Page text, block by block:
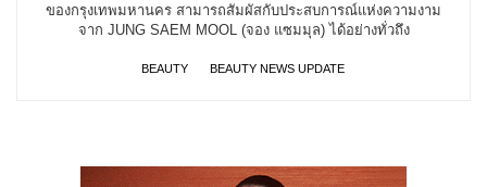
ของกรุงเทพมหานคร สามารถสัมผัสกับประสบการณ์แห่งความงาม
จาก JUNG SAEM MOOL (จอง แซมมุล) ได้อย่างทั่วถึง
BEAUTY BEAUTY NEWS UPDATE